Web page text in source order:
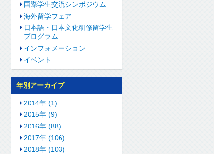
国際学生交流シンポジウム
海外留学フェア
日本語・日本文化研修留学生
プログラム
インフォメーション
イベント
年別アーカイブ
2014年 (1)
2015年 (9)
2016年 (88)
2017年 (106)
2018年 (103)